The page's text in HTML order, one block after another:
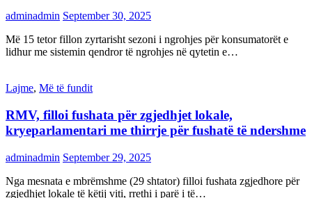
adminadmin September 30, 2025
Më 15 tetor fillon zyrtarisht sezoni i ngrohjes për konsumatorët e
lidhur me sistemin qendror të ngrohjes në qytetin e…
Lajme, Më të fundit
RMV, filloi fushata për zgjedhjet lokale,
kryeparlamentari me thirrje për fushatë të ndershme
adminadmin September 29, 2025
Nga mesnata e mbrëmshme (29 shtator) filloi fushata zgjedhore për
zgjedhjet lokale të këtij viti, rrethi i parë i të…